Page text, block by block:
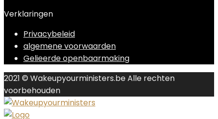
Verklaringen
Privacybeleid
algemene voorwaarden
Gelieerde openbaarmaking
2021 © Wakeupyourministers.be Alle rechten
voorbehouden